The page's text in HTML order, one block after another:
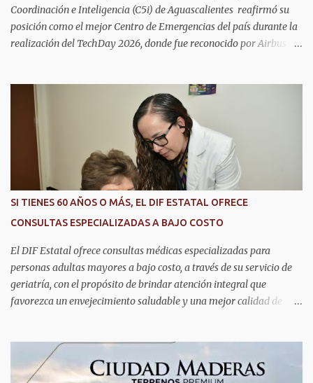
Coordinación e Inteligencia (C5i) de Aguascalientes reafirmó su
posición como el mejor Centro de Emergencias del país durante la
realización del TechDay 2026, donde fue reconocido por Airbus
seguridad pública y la atención de emergencias. Este encuentro
reunió a autoridades, especialistas nacionales e internacionales y
representantes de instituciones de seguridad para intercambiar
conocimientos y conocer las tendencias más avanzadas en la
materia. La titular del C5i, Michelle Olmos Álvarez, señaló que este
reconocimiento es resultado de la capacidad operativa, la
infraestructura tecnológica de vanguardia y los modelos
innovadores de coordinación institucional que distinguen al C5i de
Aguascalientes, posicionándose como un referente nacional en
materia de atención de emergencias. "Bajo el liderazgo de la
SI TIENES 60 AÑOS O MÁS, EL DIF ESTATAL OFRECE
CONSULTAS ESPECIALIZADAS A BAJO COSTO
El DIF Estatal ofrece consultas médicas especializadas para
personas adultas mayores a bajo costo, a través de su servicio de
geriatría, con el propósito de brindar atención integral que
favorezca un envejecimiento saludable y una mejor calidad de
fundamentalmente en la prevención, el diagnóstico y tratamiento
de las enfermedades más comunes en las personas mayores de 60